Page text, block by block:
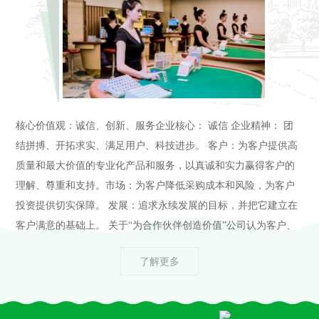
核心价值观：诚信、创新、服务企业核心： 诚信 企业精神： 团
结拼搏、开拓求实、满足用户、科技进步。 客户：为客户提供高
质量和最大价值的专业化产品和服务，以真诚和实力赢得客户的
理解、尊重和支持。市场：为客户降低采购成本和风险，为客户
投资提供切实保障。 发展：追求永续发展的目标，并把它建立在
客户满意的基础上。 关于“为合作伙伴创造价值”公司认为客户、
供应商、公司股东、公司员工等一切和自身有合作关系的单位和
个人都是自己的合作伙伴，并只有通过努力为合作伙伴创造价
创新、服务”公司认为诚信是一切合作...
了解更多